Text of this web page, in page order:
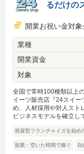
るだけの
開業お祝い金対
業種
開業資金
対象
全国で常時100種類以上
イーツ販売店『24スイ
め、人材採用や対人スト
ビジネスモデルを確立し
投資型フランチャイズを始め
副業・空いた時間で稼ぐ 自